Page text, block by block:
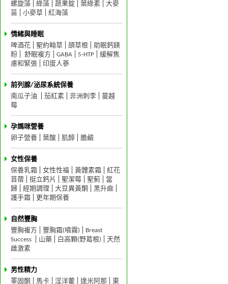
螺旋藻
綠藻 蔬果錠 葉綠素
大麥
苗
小麥草 紅海藻
情緒與睡眠
啤酒花
聖約翰草 頡草根
助眠鈣鎂
粉
舒眠複方 GABA 5-HTP
緩解焦
慮和緊張
印度人蔘
前列腺/泌尿系統保養
南瓜子油
茄紅素 非洲刺李
蔓越
莓
孕媽咪營養
卵子營養
葉酸 肌醇 膽鹼
女性保養
保養乳霜
女性性福 黃體素霜
紅花
苜蓿
挺立鈣片 聖潔莓 聖薊
當
歸
經期調理 大豆異黃酮
黑升麻
護手霜
更年期保養
自然豐胸
豐胸複方
豐胸霜(噴霧)
Breast
Success
山藥 白高顆(野葛根)
天然
雌激素
男性精力
睪固酮
馬卡 淫洋藿 達米阿那 東